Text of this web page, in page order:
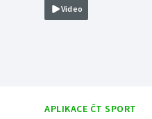
Video
APLIKACE ČT SPORT